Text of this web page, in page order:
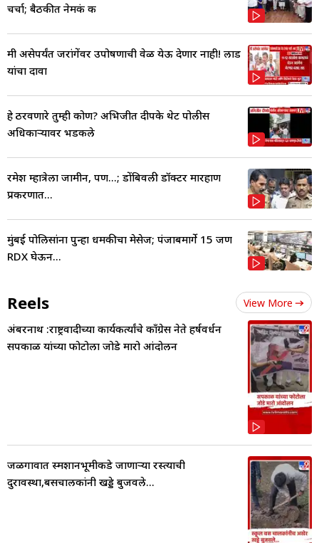
चर्चा; बैठकीत नेमकं क
मी असेपर्यंत जरांगेंवर उपोषणाची वेळ येऊ देणार नाही! लाड
यांचा दावा
हे ठरवणारे तुम्ही कोण? अभिजीत दीपके थेट पोलीस
अधिकाऱ्यावर भडकले
रमेश म्हात्रेला जामीन, पण...; डोंबिवली डॉक्टर मारहाण
प्रकरणात...
मुंबई पोलिसांना पुन्हा धमकीचा मेसेज; पंजाबमार्गे 15 जण
RDX घेऊन...
Reels View More
अंबरनाथ :राष्ट्रवादीच्या कार्यकर्त्यांचे काँग्रेस नेते हर्षवर्धन
सपकाळ यांच्या फोटोला जोडे मारो आंदोलन
जळगावात स्मशानभूमीकडे जाणाऱ्या रस्त्याची
दुरावस्था,बसचालकांनी खड्डे बुजवले...